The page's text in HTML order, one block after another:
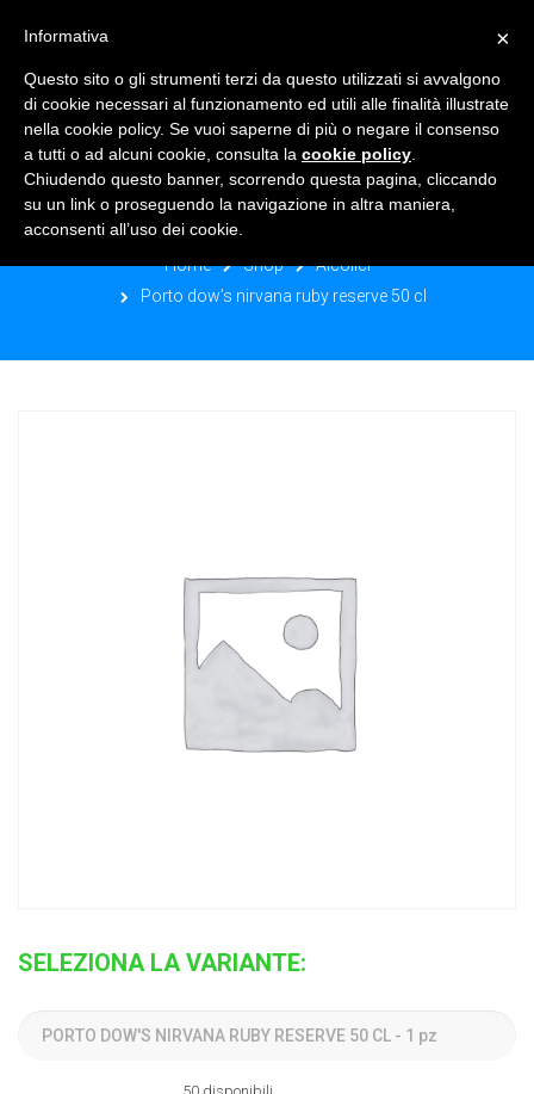
PORTO DOW’S NIRVANA RUBY
RESERVE 50 CL
Home Shop
Alcolici
Porto dow’s nirvana ruby reserve 50 cl
SELEZIONA LA VARIANTE:
×
Informativa
Questo sito o gli strumenti terzi da questo utilizzati si avvalgono
di cookie necessari al funzionamento ed utili alle finalità illustrate
nella cookie policy. Se vuoi saperne di più o negare il consenso
a tutti o ad alcuni cookie, consulta la cookie policy
Chiudendo questo banner, scorrendo questa pagina, cliccando
su un link o proseguendo la navigazione in altra maniera,
acconsenti all’uso dei cookie.